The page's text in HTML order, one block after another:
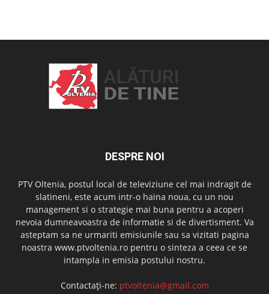
DESPRE NOI
PTV Oltenia, postul local de televiziune cel mai indragit de
slatineni, este acum intr-o haina noua, cu un nou
management si o strategie mai buna pentru a acoperi
nevoia dumneavoastra de informatie si de divertisment. Va
asteptam sa ne urmariti emisiunile sau sa vizitati pagina
noastra www.ptvoltenia.ro pentru o sinteza a ceea ce se
intampla in emisia postului nostru.
Contactați-ne: ptvoltenia@gmail.com